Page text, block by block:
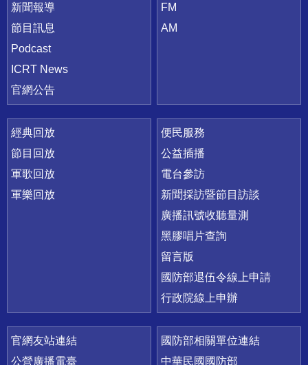
新聞報導
節目訊息
Podcast
ICRT News
官網公告
FM
AM
經典回放
節目回放
軍歌回放
軍樂回放
便民服務
公益插播
電台參訪
新聞採訪暨節目訪談
廣播訊號收聽量測
黑膠唱片查詢
留言版
國防部退伍令線上申請
行政院線上申辦
官網友站連結
公營廣播電臺
國防部相關單位連結
中華民國國防部